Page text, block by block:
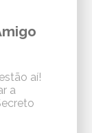
aí!
a